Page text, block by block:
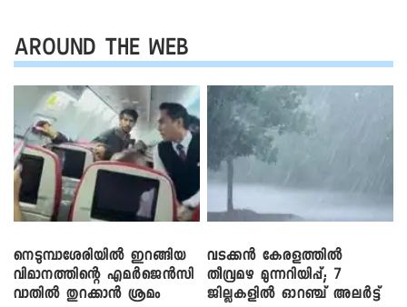
AROUND THE WEB
നെടുമ്പാശേരിയിൽ ഇറങ്ങിയ
വിമാനത്തിന്റെ എമർജെൻസി
വാതിൽ തുറക്കാൻ ശ്രമം
വടക്കൻ കേരളത്തിൽ
തീവ്രമഴ മുന്നറിയിപ്പ്; 7
ജില്ലകളിൽ ഓറഞ്ച് അലർട്ട്